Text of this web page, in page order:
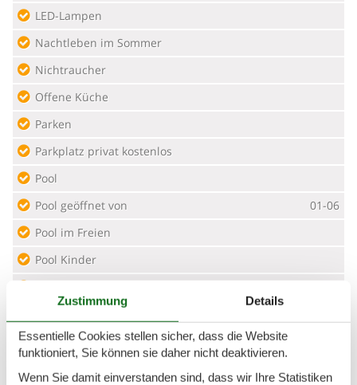
LED-Lampen
Nachtleben im Sommer
Nichtraucher
Offene Küche
Parken
Parkplatz privat kostenlos
Pool
Pool geöffnet von
01-06
Pool im Freien
Pool Kinder
Recyclingstation
Zustimmung Details
Essentielle Cookies stellen sicher, dass die Website
funktioniert, Sie können sie daher nicht deaktivieren.
Wenn Sie damit einverstanden sind, dass wir Ihre Statistiken